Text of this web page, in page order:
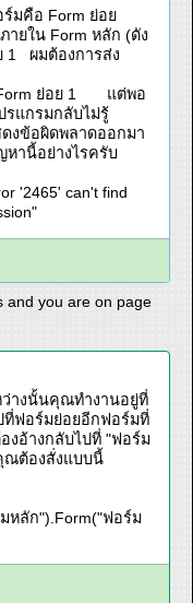
มคือ Form ย่อย
ยใน Form หลัก (ดัง
ผมต้องการส่ง
Form ย่อย 1 แต่พอ
รแกรมกลับไม่รู้
งข้อผิดพลาดออกมา
านี้อย่างไรครับ
'2465' can't find
and you are on page
ว่างนั้นคุณทำงานอยู่ที่
ที่ฟอร์มย่อยอีกฟอร์มที่
อ้างกลับไปที่ "ฟอร์ม
ณต้องสั่งแบบนี้
หลัก").Form("ฟอร์ม